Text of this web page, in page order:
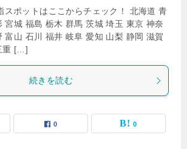
スポットはここからチェック！ 北海道 青
宮城 福島 栃木 群馬 茨城 埼玉 東京 神奈
富山 石川 福井 岐阜 愛知 山梨 静岡 滋賀
重 […]
続きを読む
0 0